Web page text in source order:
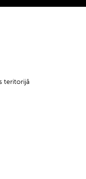
teritorijā